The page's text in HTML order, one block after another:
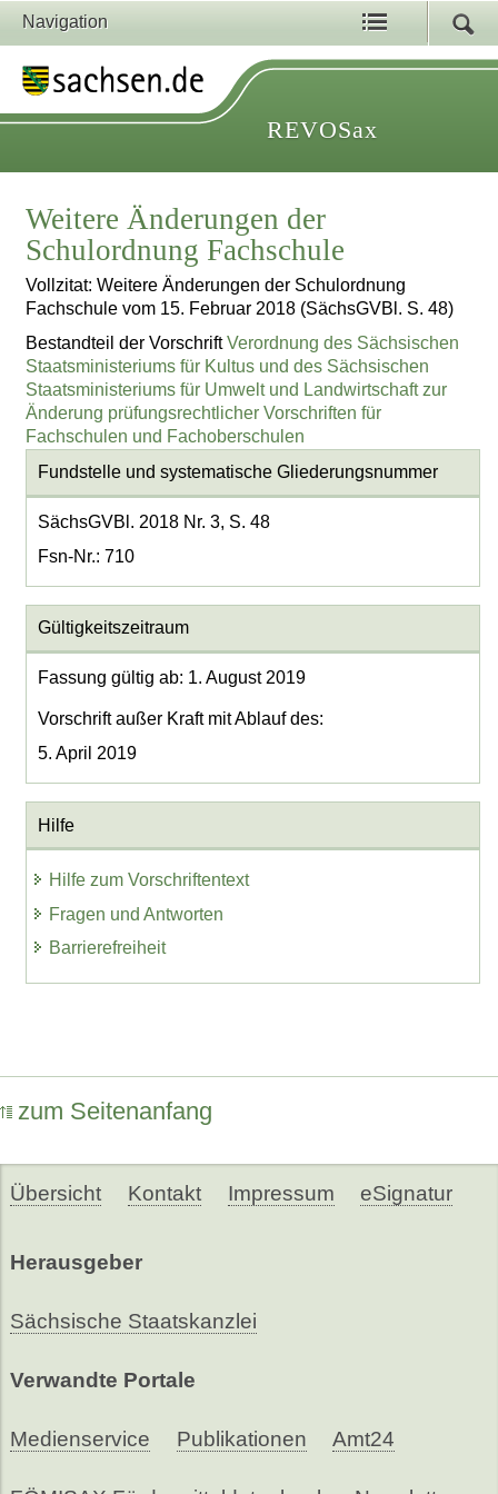
Navigation
REVOSax
Weitere Änderungen der
Schulordnung Fachschule
Vollzitat: Weitere Änderungen der Schulordnung
Fachschule vom 15. Februar 2018 (SächsGVBl. S. 48)
Bestandteil der VorschriftVerordnung des Sächsischen
Staatsministeriums für Kultus und des Sächsischen
Staatsministeriums für Umwelt und Landwirtschaft zur
Änderung prüfungsrechtlicher Vorschriften für
Fachschulen und Fachoberschulen
Fundstelle und systematische Gliederungsnummer
SächsGVBl. 2018 Nr. 3, S. 48
Fsn-Nr.: 710
Gültigkeitszeitraum
Fassung gültig ab: 1. August 2019
Vorschrift außer Kraft mit Ablauf des:
5. April 2019
Hilfe
Hilfe zum Vorschriftentext
Fragen und Antworten
Barrierefreiheit
zum Seitenanfang
Übersicht Kontakt Impressum eSignatur
Herausgeber
Sächsische Staatskanzlei
Verwandte Portale
Medienservice Publikationen Amt24